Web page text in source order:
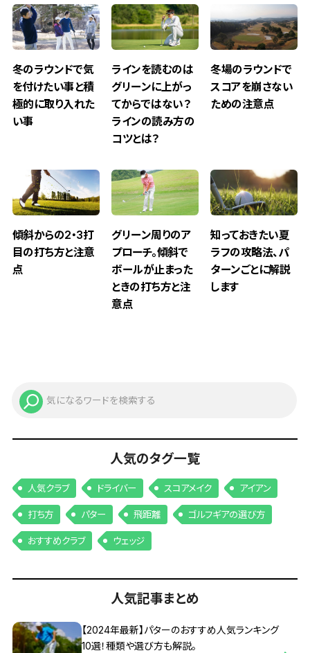
冬のラウンドで気
を付けたい事と積
極的に取り入れた
い事
ラインを読むのは
グリーンに上がっ
てからではない？
ラインの読み方の
コツとは？
冬場のラウンドで
スコアを崩さない
ための注意点
傾斜からの2・3打
目の打ち方と注意
点
グリーン周りのア
プローチ。傾斜で
ボールが止まった
ときの打ち方と注
意点
知っておきたい夏
ラフの攻略法、パ
ターンごとに解説
します
人気のタグ一覧
人気クラブ ドライバー スコアメイク アイアン
打ち方 パター 飛距離 ゴルフギアの選び方
おすすめクラブ ウェッジ
人気記事まとめ
【2024年最新】パターのおすすめ人気ランキング
10選！種類や選び方も解説。